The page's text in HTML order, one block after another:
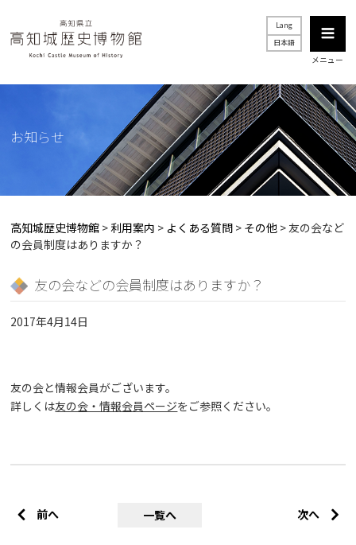
Lang
日本語
メニュー
お知らせ
高知城歴史博物館 >利用案内 > よくある質問 > その他 >友の会など
の会員制度はありますか？
友の会などの会員制度はありますか？
2017年4月14日
友の会と情報会員がございます。
詳しくは友の会・情報会員ページをご参照ください。
前へ 一覧へ 次へ